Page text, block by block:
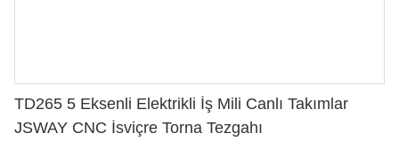
TD265 5 Eksenli Elektrikli İş Mili Canlı Takımlar
JSWAY CNC İsviçre Torna Tezgahı